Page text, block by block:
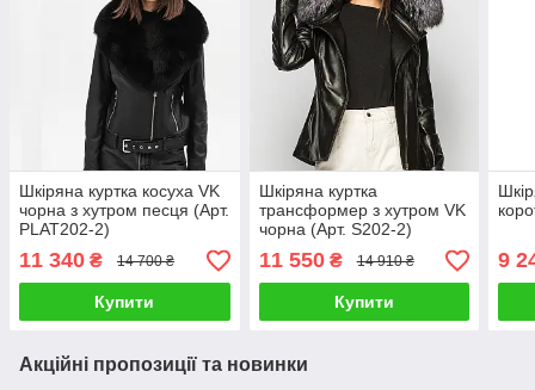
Шкіряна куртка косуха VK
чорна з хутром песця (Арт.
PLAT202-2)
11 340 ₴ 14 700 ₴
Купити
Шкіряна куртка
трансформер з хутром VK
чорна (Арт. S202-2)
11 550₴ 14 910 ₴
Купити
9
Акційні пропозиції та новинки